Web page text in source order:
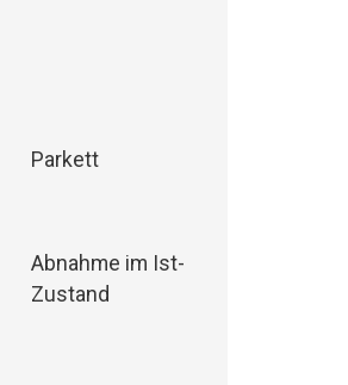
Parkett
Abnahme im Ist-
Zustand